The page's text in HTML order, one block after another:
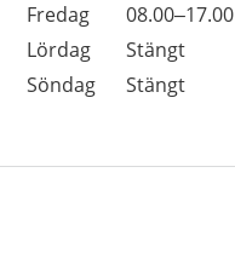
Fredag
08.00–17.00
Lördag
Stängt
Söndag
Stängt